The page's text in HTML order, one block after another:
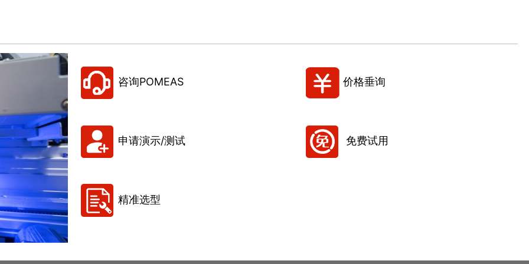
咨询POMEAS 价格垂询
申请演示/测试 免费试用
精准选型